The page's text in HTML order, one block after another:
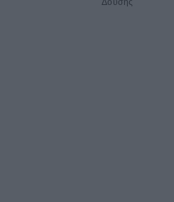
Δούσης